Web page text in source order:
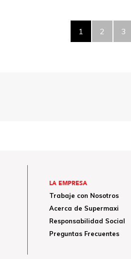
1 2 3
LA EMPRESA
Trabaje con Nosotros
Acerca de Supermaxi
Responsabilidad Social
Preguntas Frecuentes